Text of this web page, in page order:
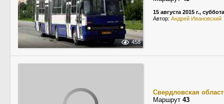
458
15 августа 2015 г., суббота
Автор: Андрей Ивановский
Свердловская
Маршрут 43